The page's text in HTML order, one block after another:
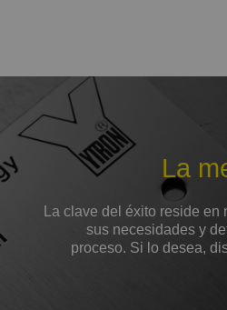
La
La clave del éxito reside
sus necesidades y
proceso. Si lo desea,